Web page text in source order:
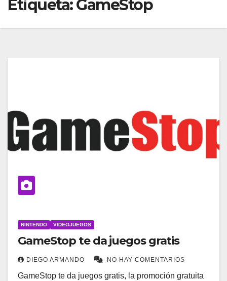
Etiqueta:GameStop
NINTENDO VIDEOJUEGOS
GameStop te da juegos gratis
DIEGO ARMANDO NO HAY COMENTARIOS
GameStop te da juegos gratis, la promoción gratuita